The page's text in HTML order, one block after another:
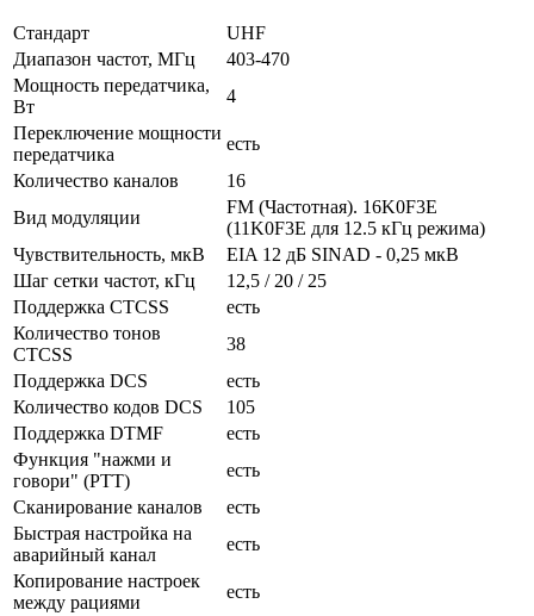
Стандарт
UHF
Диапазон частот, МГц
403-470
Мощность передатчика,
Вт
4
Переключение мощности
передатчика
есть
Количество каналов
16
Вид модуляции
FM (Частотная). 16K0F3E
(11K0F3E для 12.5 кГц режима)
Чувствительность, мкВ
EIA 12 дБ SINAD - 0,25 мкВ
Шаг сетки частот, кГц
12,5 / 20 / 25
Поддержка CTCSS
есть
Количество тонов
CTCSS
38
Поддержка DCS
есть
Количество кодов DCS
105
Поддержка DTMF
есть
Функция "нажми и
говори" (PTT)
есть
Сканирование каналов
есть
Быстрая настройка на
аварийный канал
есть
Копирование настроек
между рациями
есть